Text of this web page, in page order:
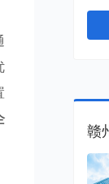
赣